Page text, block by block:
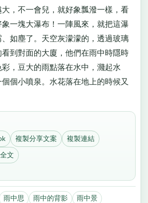
，不一會兒，就好象瓢潑一樣，看
一塊大瀑布！一陣風來，就把這瀑
如塵了。天空灰濛濛的，透過玻璃
到對面的大廈，他們在雨中時隱時
，豆大的雨點落在水中，濺起水
個小噴泉。水花落在地上的時候又
複製分享文案 複製連結
文
雨中思 雨中的背影
雨中景